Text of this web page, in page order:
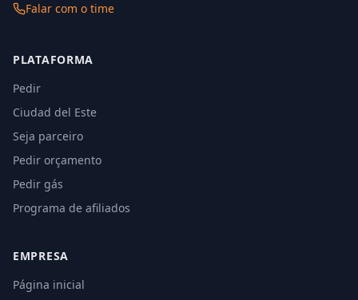
Falar com o time
PLATAFORMA
Pedir
Ciudad del Este
Seja parceiro
Pedir orçamento
Pedir gás
Programa de afiliados
EMPRESA
Página inicial